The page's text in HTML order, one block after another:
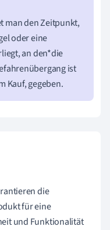
man den Zeitpunkt,
oder eine
an den*die
ist
Kauf, gegeben.
die
für eine
und Funktionalität